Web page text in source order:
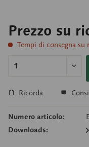
Prezzo su
Tempi di consegna su
Ricorda
Numero articolo:
Downloads: